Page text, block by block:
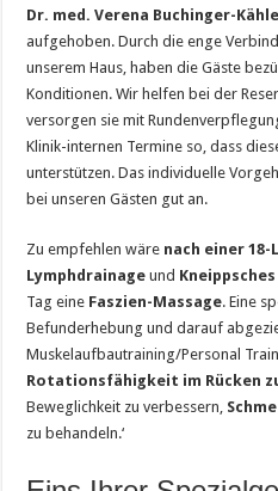
Dr. med. Verena Buchinger-
aufgehoben. Durch die enge
unserem Haus, haben die Gäste
Konditionen. Wir helfen bei der
versorgen sie mit
Klinik-internen Termine so, dass
unterstützen. Das individuelle
bei unseren Gästen gut an.
Zu empfehlen wäre nach einer 18-
Lymphdrainage und
Tag eine Faszien-Massage. Eine
Befunderhebung und darauf
Muskelaufbautraining/Personal
Rotationsfähigkeit im Rücken
Beweglichkeit zu verbessern,
zu behandeln.‘